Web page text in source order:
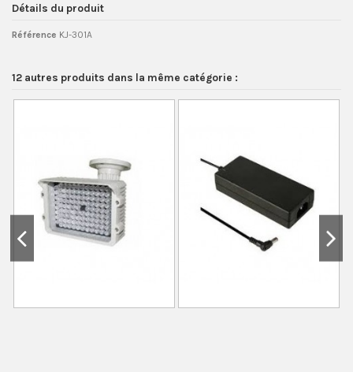
Détails du produit
Référence KJ-301A
12 autres produits dans la même catégorie :